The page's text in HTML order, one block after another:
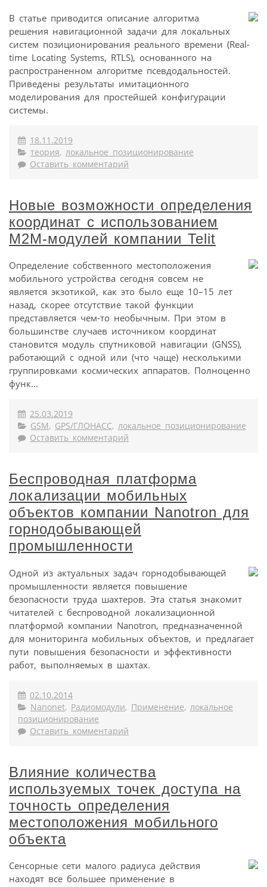
В статье приводится описание алгоритма
решения навигационной задачи для локальных
систем позиционирования реального времени (Real-
time Locating Systems, RTLS), основанного на
распространенном алгоритме псевдодальностей.
Приведены результаты имитационного
моделирования для простейшей конфигурации
системы.
18.11.2019
теория, локальное позиционирование
Оставить комментарий
Новые возможности определения
координат с использованием
M2M-модулей компании Telit
Определение собственного местоположения
мобильного устройства сегодня совсем не
является экзотикой, как это было еще 10–15 лет
назад, скорее отсутствие такой функции
представляется чем-то необычным. При этом в
большинстве случаев источником координат
становится модуль спутниковой навигации (GNSS),
работающий с одной или (что чаще) несколькими
группировками космических аппаратов. Полноценно
функ...
25.03.2019
GSM, GPS/ГЛОНАСС, локальное позиционирование
Оставить комментарий
Беспроводная платформа
локализации мобильных
объектов компании Nanotron для
горнодобывающей
промышленности
Одной из актуальных задач горнодобывающей
промышленности является повышение
безопасности труда шахтеров. Эта статья знакомит
читателей с беспроводной локализационной
платформой компании Nanotron, предназначенной
для мониторинга мобильных объектов, и предлагает
пути повышения безопасности и эффективности
работ, выполняемых в шахтах.
02.10.2014
Nanonet, Радиомодули, Применение, локальное
позиционирование
Оставить комментарий
Влияние количества
используемых точек доступа на
точность определения
местоположения мобильного
объекта
Сенсорные сети малого радиуса действия
находят все большее применение в